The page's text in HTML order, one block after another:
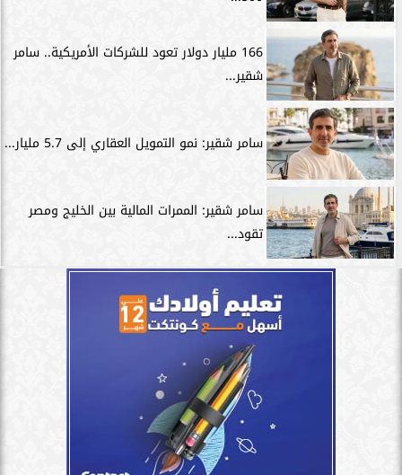
166 مليار دولار تعود للشركات الأمريكية.. سامر
شقير...
سامر شقير: نمو التمويل العقاري إلى 5.7 مليار...
سامر شقير: الممرات المالية بين الخليج ومصر
تقود...